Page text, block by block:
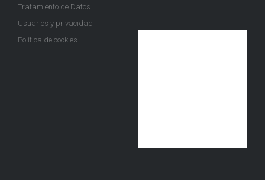
Tratamiento de Datos
Usuarios y privacidad
Política de cookies